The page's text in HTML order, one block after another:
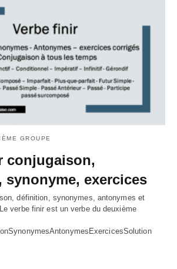
GROUPE
conjugaison,
exercices
définition, synonymes, antonymes et
verbe finir est un verbe du deuxième